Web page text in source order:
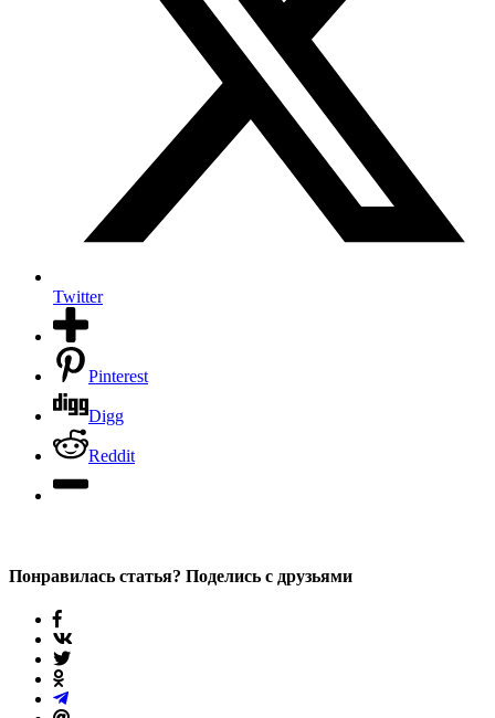
Twitter
Pinterest
Digg
Reddit
Понравилась статья? Поделись с друзьями